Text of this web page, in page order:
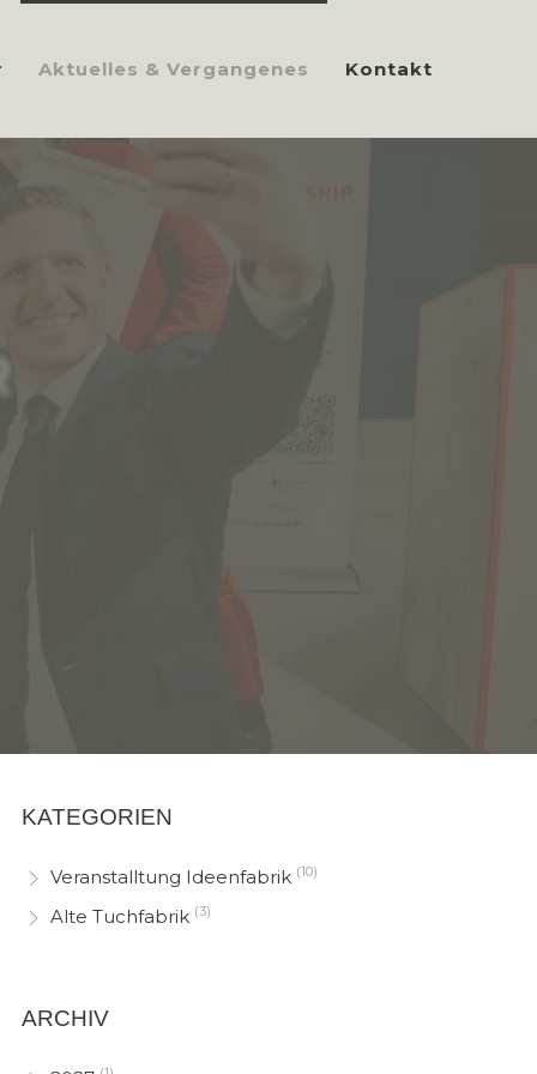
Aktuelles & Vergangenes Kontakt
KATEGORIEN
Veranstalltung Ideenfabrik (10)
Alte Tuchfabrik (3)
ARCHIV